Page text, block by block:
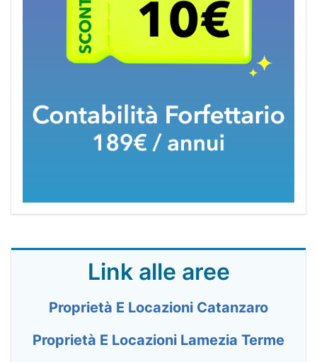
Link alle aree
Proprietà E Locazioni Catanzaro
Proprietà E Locazioni Lamezia Terme